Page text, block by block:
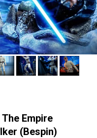
Empire
(Bespin)